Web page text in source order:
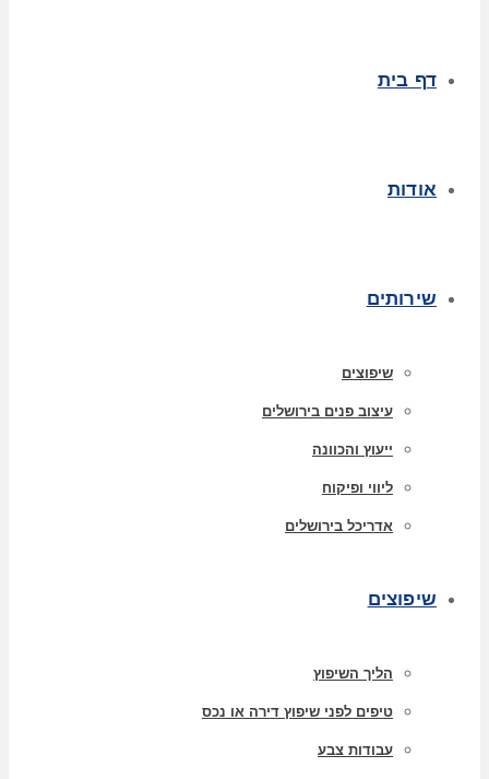
דף בית
אודות
שירותים
שיפוצים
עיצוב פנים בירושלים
ייעוץ והכוונה
ליווי ופיקוח
אדריכל בירושלים
שיפוצים
הליך השיפוץ
טיפים לפני שיפוץ דירה או נכס
עבודות צבע